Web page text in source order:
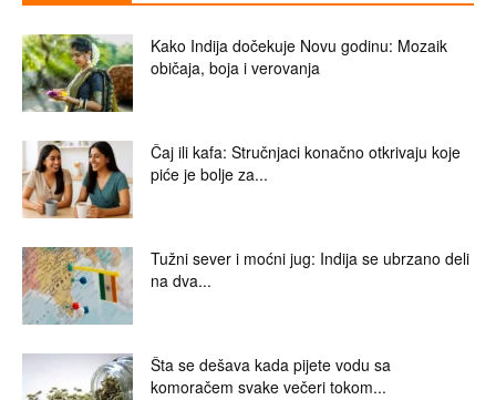
Kako Indija dočekuje Novu godinu: Mozaik
običaja, boja i verovanja
Čaj ili kafa: Stručnjaci konačno otkrivaju koje
piće je bolje za...
Tužni sever i moćni jug: Indija se ubrzano deli
na dva...
Šta se dešava kada pijete vodu sa
komoračem svake večeri tokom...